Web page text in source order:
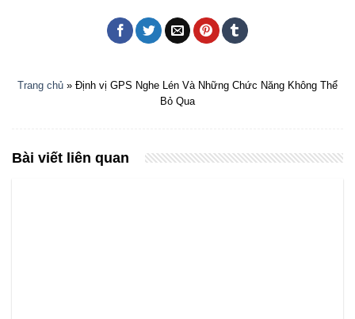
Trang chủ » Định vị GPS Nghe Lén Và Những Chức Năng Không Thể
Bỏ Qua
Bài viết liên quan